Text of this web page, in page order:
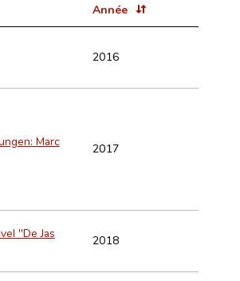
Année
2016
Marc
2017
"De Jas
2018